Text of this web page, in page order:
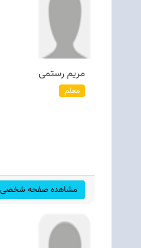
مریم رستمی
معلم
مشاهده صفحه شخصی